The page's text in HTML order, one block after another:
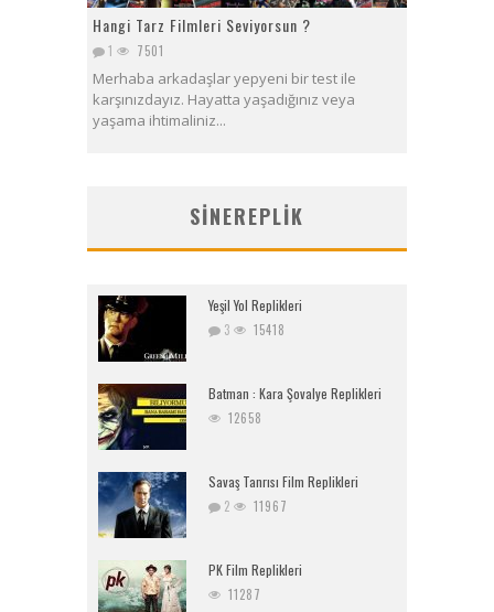
Hangi Tarz Filmleri Seviyorsun ?
1 7501
Merhaba arkadaşlar yepyeni bir test ile
karşınızdayız. Hayatta yaşadığınız veya
yaşama ihtimaliniz...
SINEREPLIK
Yeşil Yol Replikleri
3 15418
Batman : Kara Şovalye Replikleri
12658
Savaş Tanrısı Film Replikleri
2 11967
PK Film Replikleri
11287